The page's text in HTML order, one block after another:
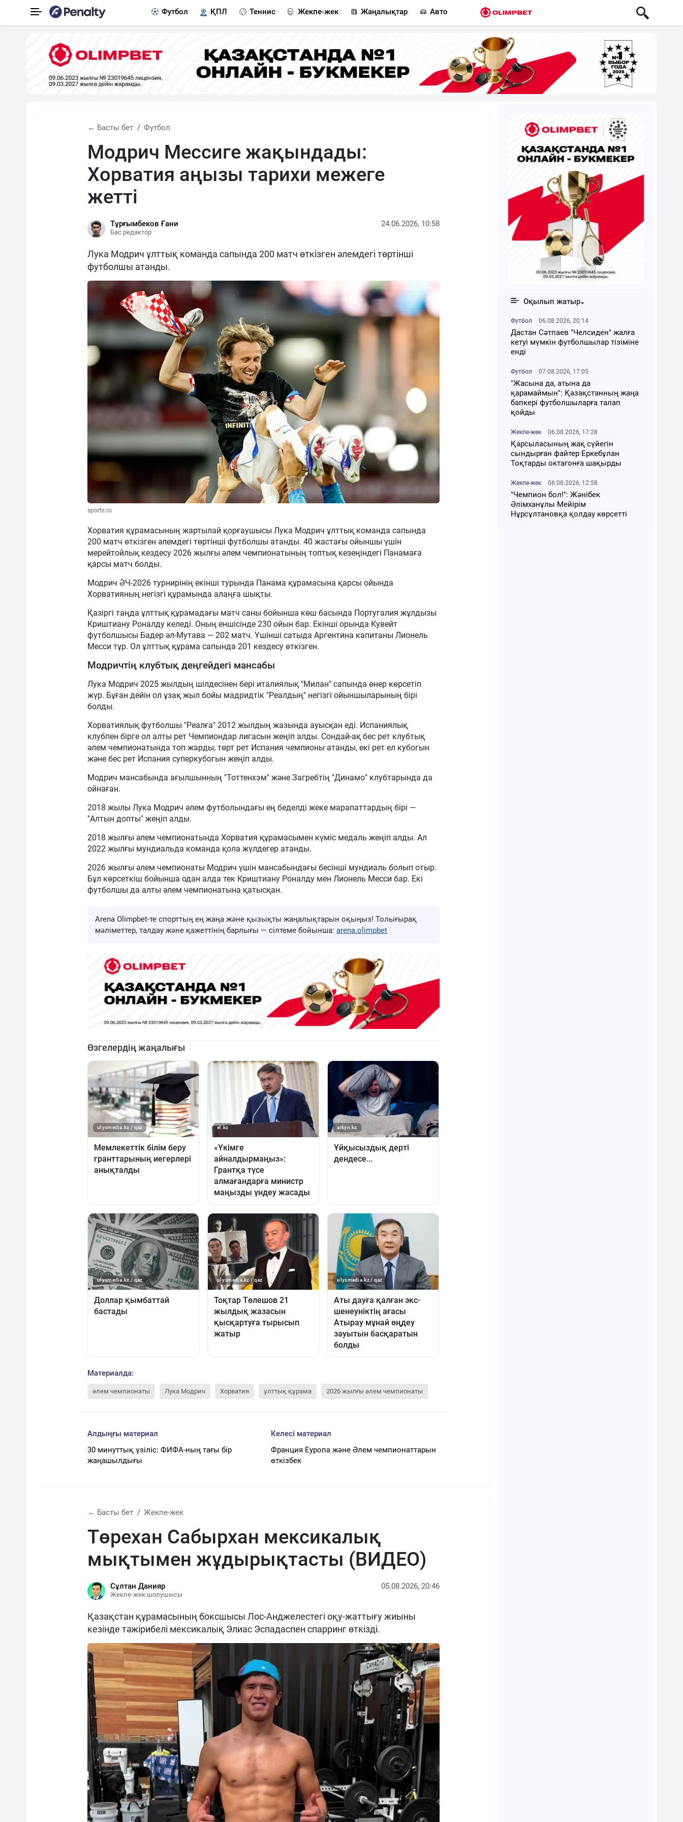
Футбол ҚПЛ Теннис Жекпе-жек Жаңалықтар Авто
← Басты бет Футбол
Модрич Мессиге жақындады:
Хорватия аңызы тарихи межеге
жетті
Тұрғымбеков Ғани
Бас редактор
24.06.2026, 10:58
Лука Модрич ұлттық команда сапында 200 матч өткізген әлемдегі төртінші
футболшы атанды.
sports.ru
Хорватия құрамасының жартылай қорғаушысы Лука Модрич ұлттық команда сапында
200 матч өткізген әлемдегі төртінші футболшы атанды. 40 жастағы ойыншы үшін
мерейтойлық кездесу 2026 жылғы әлем чемпионатының топтық кезеңіндегі Панамаға
қарсы матч болды.
Модрич ӘЧ-2026 турнирінің екінші турында Панама құрамасына қарсы ойында
Хорватияның негізгі құрамында алаңға шықты.
Қазіргі таңда ұлттық құрамадағы матч саны бойынша көш басында Португалия жұлдызы
Криштиану Роналду келеді. Оның еншісінде 230 ойын бар. Екінші орында Кувейт
футболшысы Бадер әл-Мутава — 202 матч. Үшінші сатыда Аргентина капитаны Лионель
Месси тұр. Ол ұлттық құрама сапында 201 кездесу өткізген.
Модричтің клубтық деңгейдегі мансабы
Лука Модрич 2025 жылдың шілдесінен бері италиялық "Милан" сапында өнер көрсетіп
жүр. Бұған дейін ол ұзақ жыл бойы мадридтік "Реалдың" негізгі ойыншыларының бірі
болды.
Хорватиялық футболшы "Реалға" 2012 жылдың жазында ауысқан еді. Испаниялық
клубпен бірге ол алты рет Чемпиондар лигасын жеңіп алды. Сондай-ақ бес рет клубтық
әлем чемпионатында топ жарды, төрт рет Испания чемпионы атанды, екі рет ел кубогын
және бес рет Испания суперкубогын жеңіп алды.
Модрич мансабында ағылшынның "Тоттенхэм" және Загребтің "Динамо" клубтарында да
ойнаған.
2018 жылы Лука Модрич әлем футболындағы ең беделді жеке марапаттардың бірі —
"Алтын допты" жеңіп алды.
2018 жылғы әлем чемпионатында Хорватия құрамасымен күміс медаль жеңіп алды. Ал
2022 жылғы мундиальда команда қола жүлдегер атанды.
2026 жылғы әлем чемпионаты Модрич үшін мансабындағы бесінші мундиаль болып отыр.
Бұл көрсеткіш бойынша одан алда тек Криштиану Роналду мен Лионель Месси бар. Екі
футболшы да алты әлем чемпионатына қатысқан.
Arena Olimpbet-те спорттың ең жаңа және қызықты жаңалықтарын оқыңыз! Толығырақ
мәліметтер, талдау және қажеттінің барлығы — сілтеме бойынша: arena.olimpbet
Материалда:
әлем чемпионаты Лука Модрич Хорватия ұлттық құрама 2026 жылғы әлем чемпионаты
Алдыңғы материал
30 минуттық үзіліс: ФИФА-ның тағы бір
жаңашылдығы
Келесі материал
Франция Еуропа және Әлем чемпионаттарын
өткізбек
← Басты бет Жекпе-жек
Төрехан Сабырхан мексикалық
мықтымен жұдырықтасты (ВИДЕО)
Сұлтан Данияр
Жекпе-жек шолушысы
05.08.2026, 20:46
Қазақстан құрамасының боксшысы Лос-Анджелестегі оқу-жаттығу жиыны
кезінде тәжірибелі мексикалық Элиас Эспадаспен спарринг өткізді.
Оқылып жатыр
Футбол 06.08.2026, 20:14
Дастан Сәтпаев "Челсиден" жалға
кетуі мүмкін футболшылар тізіміне
енді
Футбол 07.08.2026, 17:05
"Жасына да, атына да
қарамаймын": Қазақстанның жаңа
бапкері футболшыларға талап
қойды
Жекпе-жек 06.08.2026, 17:28
Қарсыласының жақ сүйегін
сындырған файтер Еркебұлан
Тоқтарды октагонға шақырды
Жекпе-жек 06.08.2026, 12:58
"Чемпион бол!": Жәнібек
Әлімханұлы Мейірім
Нұрсұлтановқа қолдау көрсетті